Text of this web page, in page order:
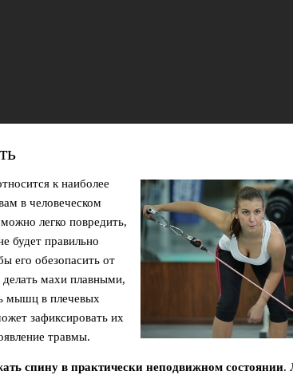
к наиболее
в человеческом
легко повредить,
будет правильно
его обезопасить от
делать махи плавными,
мышц в плечевых
зафиксировать их
травмы.
спину в практически неподвижном состоянии.